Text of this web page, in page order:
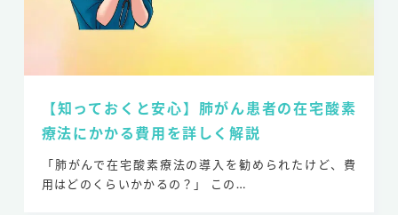
【知っておくと安心】肺がん患者の在宅酸素
療法にかかる費用を詳しく解説
「肺がんで在宅酸素療法の導入を勧められたけど、費
用はどのくらいかかるの？」 この…